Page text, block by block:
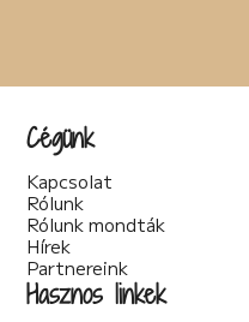
Cégünk
Kapcsolat
Rólunk
Rólunk mondták
Hírek
Partnereink
Hasznos linkek